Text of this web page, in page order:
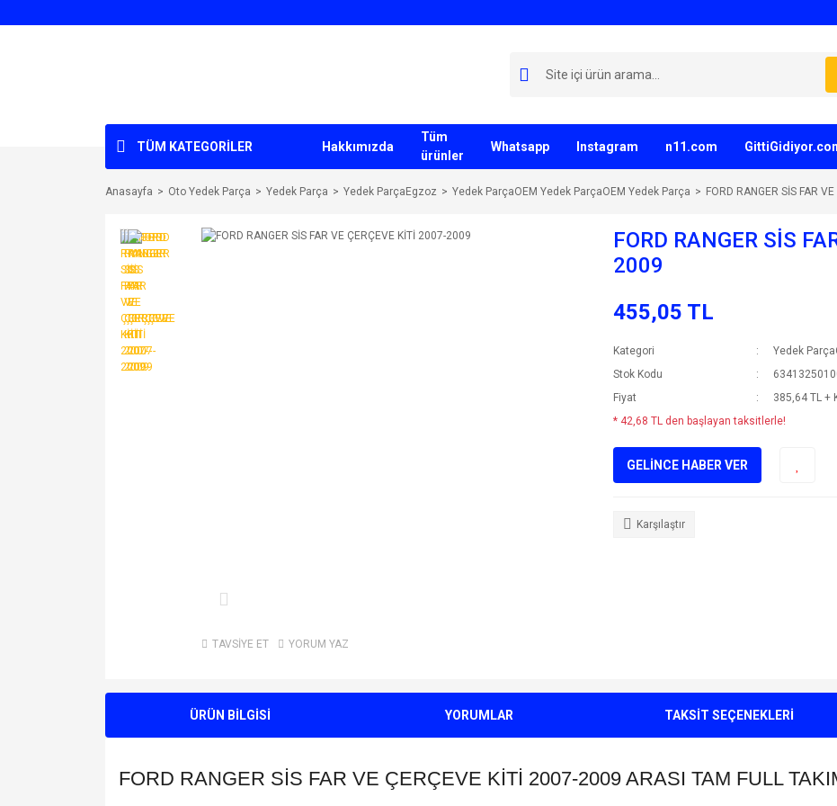
TÜM KATEGORİLER Hakkımızda
Tüm
ürünler
Whatsapp Instagram n11.com
Anasayfa Oto Yedek Parça Yedek Parça Yedek ParçaEgzoz Yedek ParçaOEM Yedek ParçaOEM Yedek Parça FORD RANGER SİS FAR
TAVSİYE ET YORUM YAZ
FORD RANGER SİS
2009
455,05 TL
Kategori
Yedek
Stok Kodu
Fiyat
385,64 TL +
* 42,68 TL den başlayan taksitlerle!
GELİNCE HABER VER
Karşılaştır
ÜRÜN BİLGİSİ YORUMLAR TAKSİT SEÇENEKLERİ
FORD RANGER SİS FAR VE ÇERÇEVE KİTİ 2007-2009 ARASI TAM FULL